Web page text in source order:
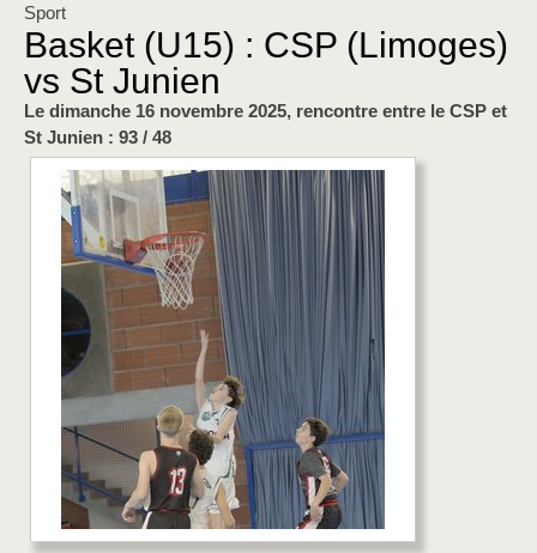
Sport
Basket (U15) : CSP (Limoges)
vs St Junien
Le dimanche 16 novembre 2025, rencontre entre le CSP et
St Junien : 93 / 48